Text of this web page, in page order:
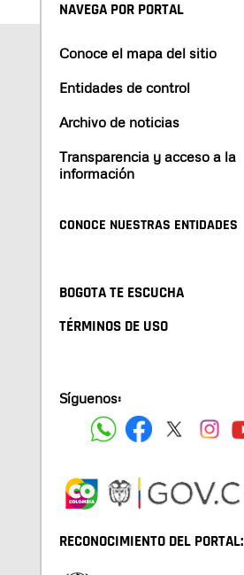
NAVEGA POR PORTAL
Conoce el mapa del sitio
Entidades de control
Archivo de noticias
Transparencia y acceso a la
información
CONOCE NUESTRAS ENTIDADES
BOGOTA TE ESCUCHA
TÉRMINOS DE USO
Síguenos:
RECONOCIMIENTO DEL PORTAL: